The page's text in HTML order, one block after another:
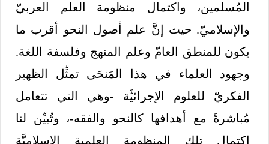
المُسلمين، واكتمال منظومة العلم العربيّ
والإسلاميّ. حيث إنَّ علم أصول النحو أقرب ما
يكون للمنطق العامّ وعلم المنهج وفلسفة اللغة.
وجهود العلماء في هذا المَنحَى تمثِّل الظهير
الفكريّ للعلوم الإجرائيَّة -وهي التي تتعامل
مُباشرةً مع أهدافها كالنحو والفقه-، وتُبيِّن لنا
اكتمال تلك المنظومة العلمية الإسلاميَّة